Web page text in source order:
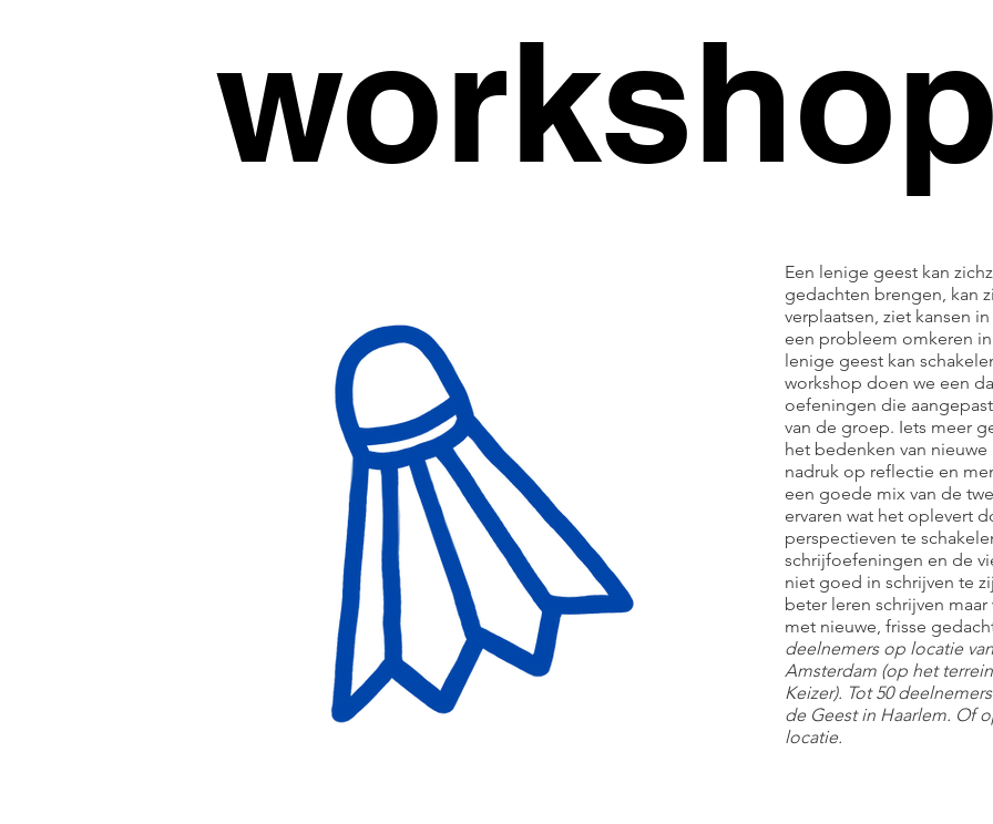
Een lenige geest kan
gedachten brengen, kan
verplaatsen, ziet kansen
een probleem omkeren
lenige geest kan
workshop doen we een
oefeningen die
van de groep. Iets meer
het bedenken van
nadruk op reflectie en
een goede mix van de
ervaren wat het oplevert
perspectieven te
schrijfoefeningen en de
niet goed in schrijven te
beter leren schrijven maar
met nieuwe, frisse
deelnemers op locatie
Amsterdam (op het
Keizer). Tot 50
de Geest in Haarlem. Of
locatie.